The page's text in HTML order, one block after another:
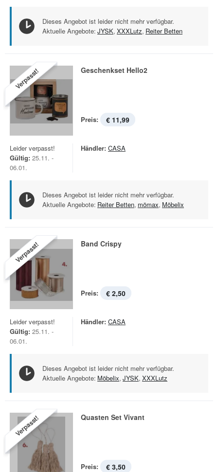
Dieses Angebot ist leider nicht mehr verfügbar.
Aktuelle Angebote: JYSK, XXXLutz, Reiter Betten
Verpasst! Geschenkset Hello2
Preis: € 11,99
Leider verpasst!
Gültig: 25.11. -
06.01.
Händler: CASA
Dieses Angebot ist leider nicht mehr verfügbar.
Aktuelle Angebote: Reiter Betten, mömax, Möbelix
Verpasst! Band Crispy
Preis: € 2,50
Leider verpasst!
Gültig: 25.11. -
06.01.
Händler: CASA
Dieses Angebot ist leider nicht mehr verfügbar.
Aktuelle Angebote: Möbelix, JYSK, XXXLutz
Verpasst! Quasten Set Vivant
Preis: € 3,50